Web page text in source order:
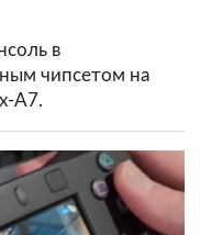
в
чипсетом на
A7.